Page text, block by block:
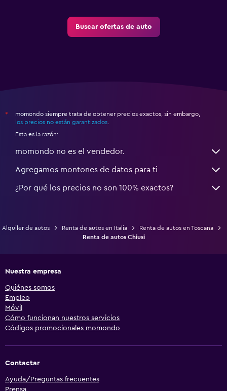
Buscar ofertas de auto
*
momondo siempre trata de obtener precios exactos, sin embargo,
los precios no están garantizados
Esta es la razón:
momondo no es el vendedor.
Agregamos montones de datos para ti
¿Por qué los precios no son 100% exactos?
Alquiler de autos Renta de autos en Italia
Renta de autos en Toscana
Renta de autos Chiusi
Nuestra empresa
Quiénes somos
Empleo
Móvil
Cómo funcionan nuestros servicios
Códigos promocionales momondo
Contactar
Ayuda/Preguntas frecuentes
Prensa